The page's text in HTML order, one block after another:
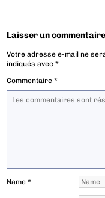
Laisser un commentaire
Votre adresse e-mail ne
indiqués avec*
Commentaire*
Name*